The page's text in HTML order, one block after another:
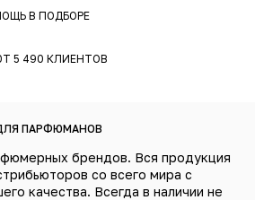
В ПОДБОРЕ
5 490 КЛИЕНТОВ
ДЛЯ ПАРФЮМАНОВ
брендов. Вся продукция
со всего мира с
качества. Всегда в наличии не